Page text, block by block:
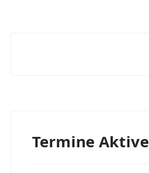
Termine Aktive